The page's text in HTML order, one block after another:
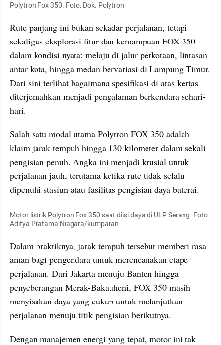
Polytron Fox 350. Foto: Dok. Polytron
Rute panjang ini bukan sekadar perjalanan, tetapi
sekaligus eksplorasi fitur dan kemampuan FOX 350
dalam kondisi nyata: melaju di jalur perkotaan, lintasan
antar kota, hingga medan bervariasi di Lampung Timur.
Dari sini terlihat bagaimana spesifikasi di atas kertas
diterjemahkan menjadi pengalaman berkendara sehari-
hari.
Salah satu modal utama Polytron FOX 350 adalah
klaim jarak tempuh hingga 130 kilometer dalam sekali
pengisian penuh. Angka ini menjadi krusial untuk
perjalanan jauh, terutama ketika rute tidak selalu
dipenuhi stasiun atau fasilitas pengisian daya baterai.
Motor listrik Polytron Fox 350 saat diisi daya di ULP Serang. Foto:
Aditya Pratama Niagara/kumparan
Dalam praktiknya, jarak tempuh tersebut memberi rasa
aman bagi pengendara untuk merencanakan etape
perjalanan. Dari Jakarta menuju Banten hingga
penyeberangan Merak-Bakauheni, FOX 350 masih
menyisakan daya yang cukup untuk melanjutkan
perjalanan menuju titik pengisian berikutnya.
Dengan manajemen energi yang tepat, motor ini tak